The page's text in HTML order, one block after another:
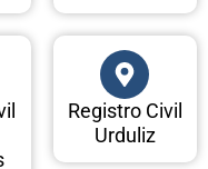
Registro Civil
Urduliz